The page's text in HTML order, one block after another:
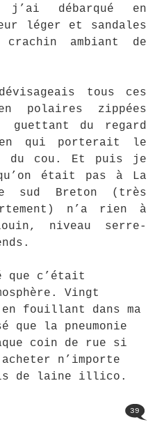
j’ai débarqué en
léger et sandales
ambiant de
tous ces
polaires zippées
guettant du regard
qui porterait le
du cou. Et puis je
était pas à La
sud Breton (très
n’a rien à
niveau serre-
que c’était
Vingt
fouillant dans ma
la pneumonie
coin de rue si
n’importe
de laine illico.
39